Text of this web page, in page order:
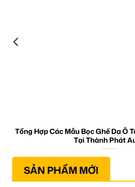
Tổng Hợp Các Mẫu Bọc Ghế Da Ô
Tại Thành Phát
SẢN PHẨM MỚI